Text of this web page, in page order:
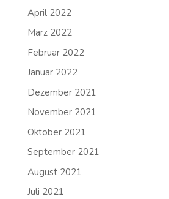
April 2022
März 2022
Februar 2022
Januar 2022
Dezember 2021
November 2021
Oktober 2021
September 2021
August 2021
Juli 2021